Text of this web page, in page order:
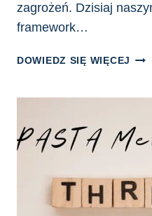
zagrożeń. Dzisiaj
framework…
DOWIEDZ SIĘ WIĘCEJ